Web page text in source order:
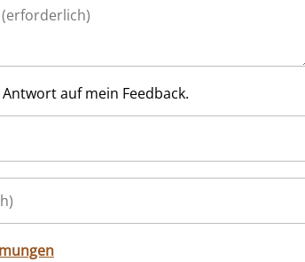
auf mein Feedback.